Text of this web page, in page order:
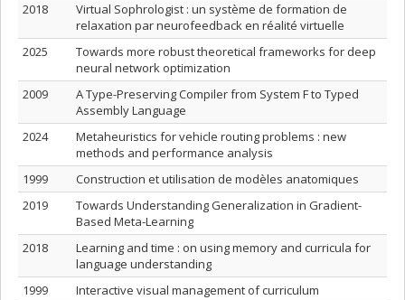
2018
Virtual Sophrologist : un système de formation de
relaxation par neurofeedback en réalité virtuelle
2025
Towards more robust theoretical frameworks for deep
neural network optimization
2009
A Type-Preserving Compiler from System F to Typed
Assembly Language
2024
Metaheuristics for vehicle routing problems : new
methods and performance analysis
1999
Construction et utilisation de modèles anatomiques
2019
Towards Understanding Generalization in Gradient-
Based Meta-Learning
2018
Learning and time : on using memory and curricula for
language understanding
1999
Interactive visual management of curriculum